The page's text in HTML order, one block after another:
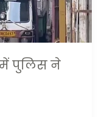
पुलिस ने